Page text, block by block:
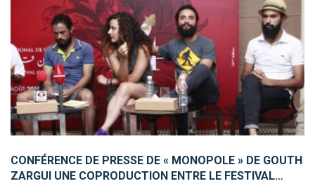
CONFÉRENCE DE PRESSE DE « MONOPOLE » DE GOUTH
ZARGUI UNE COPRODUCTION ENTRE LE FESTIVAL…